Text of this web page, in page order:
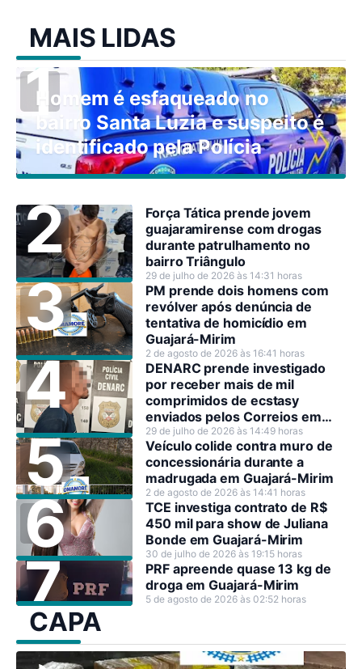
MAIS LIDAS
Homem é esfaqueado no
bairro Santa Luzia e suspeito é
identificado pela Polícia
Força Tática prende jovem
guajaramirense com drogas
durante patrulhamento no
bairro Triângulo
29 de julho de 2026 às 14:31 horas
PM prende dois homens com
revólver após denúncia de
tentativa de homicídio em
Guajará-Mirim
2 de agosto de 2026 às 16:41 horas
DENARC prende investigado
por receber mais de mil
comprimidos de ecstasy
enviados pelos Correios em
Rondônia
29 de julho de 2026 às 14:49 horas
Veículo colide contra muro de
concessionária durante a
madrugada em Guajará-Mirim
2 de agosto de 2026 às 14:41 horas
TCE investiga contrato de R$
450 mil para show de Juliana
Bonde em Guajará-Mirim
30 de julho de 2026 às 19:15 horas
PRF apreende quase 13 kg de
droga em Guajará-Mirim
5 de agosto de 2026 às 02:52 horas
CAPA